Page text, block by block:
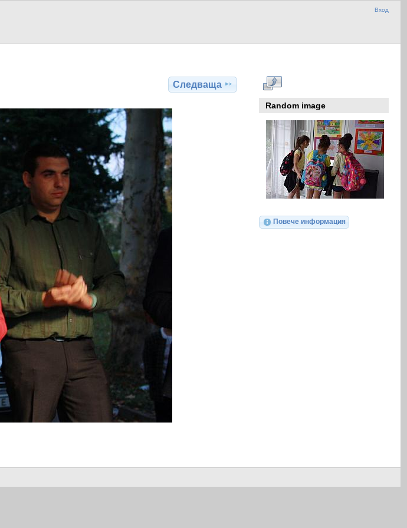
Вход
Следваща
Random image
Повече информация